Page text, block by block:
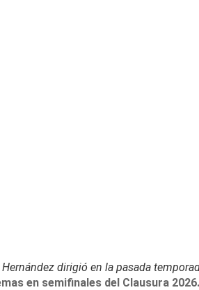
dirigió en la pasada
en semifinales del Clausura